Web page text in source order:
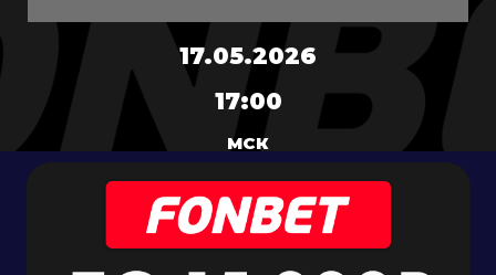
17.05.2026
17:00
МСК